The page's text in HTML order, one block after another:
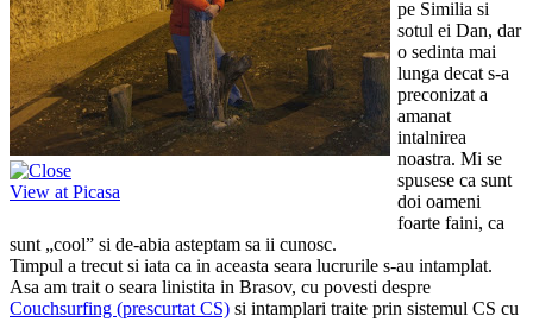
View at Picasa
pe Similia si
sotul ei Dan, dar
o sedinta mai
lunga decat s-a
preconizat a
amanat
intalnirea
noastra. Mi se
spusese ca sunt
doi oameni
foarte faini, ca
sunt „cool” si de-abia asteptam sa ii cunosc.
Timpul a trecut si iata ca in aceasta seara lucrurile s-au intamplat.
Asa am trait o seara linistita in Brasov, cu povesti despre
Couchsurfing (prescurtat CS) si intamplari traite prin sistemul CS cu